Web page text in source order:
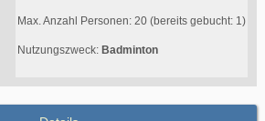
Max. Anzahl Personen: 20 (bereits gebucht: 1)
Nutzungszweck: Badminton